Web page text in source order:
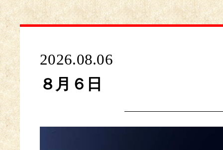
2026.08.06
８月６日